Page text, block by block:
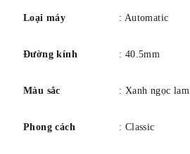
Loại máy : Automatic
Đường kính : 40.5mm
Màu sắc : Xanh ngọc lam
Phong cách : Classic